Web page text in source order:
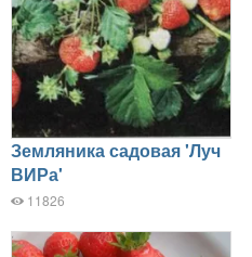
Земляника садовая 'Луч
ВИРа'
11826